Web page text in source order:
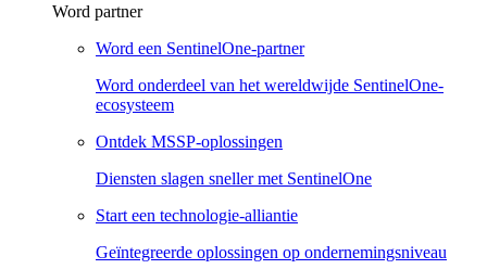
Word partner
Word een SentinelOne-partner
Word onderdeel van het wereldwijde SentinelOne-
ecosysteem
Ontdek MSSP-oplossingen
Diensten slagen sneller met SentinelOne
Start een technologie-alliantie
Geïntegreerde oplossingen op ondernemingsniveau